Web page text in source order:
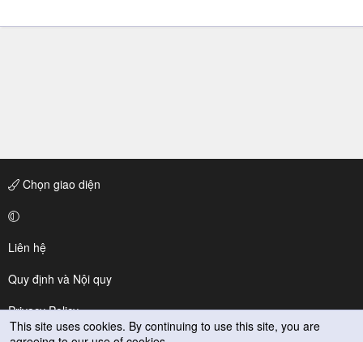
Chọn giao diện
Liên hệ
Quy định và Nội quy
Privacy Policy
This site uses cookies. By continuing to use this site, you are